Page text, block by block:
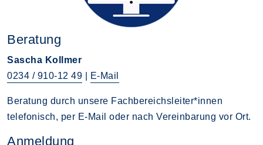
Beratung
Sascha Kollmer
0234 / 910-12 49
E-Mail
Beratung durch unsere Fachbereichsleiter*innen
telefonisch, per E-Mail oder nach Vereinbarung vor Ort.
Anmeldung